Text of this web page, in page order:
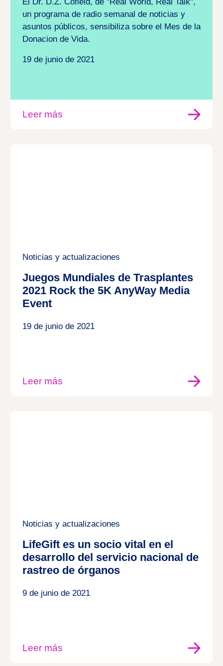
un programa de radio semanal de noticias y
asuntos públicos, sensibiliza sobre el Mes de la
Donacion de Vida.
19 de junio de 2021
Leer más
Noticias y actualizaciones
Juegos Mundiales de Trasplantes
2021 Rock the 5K AnyWay Media
Event
19 de junio de 2021
Leer más
Noticias y actualizaciones
LifeGift es un socio vital en el
desarrollo del servicio nacional de
rastreo de órganos
9 de junio de 2021
Leer más